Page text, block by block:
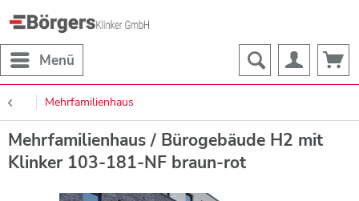
Menü
Mehrfamilienhaus
Mehrfamilienhaus / Bürogebäude H2 mit
Klinker 103-181-NF braun-rot